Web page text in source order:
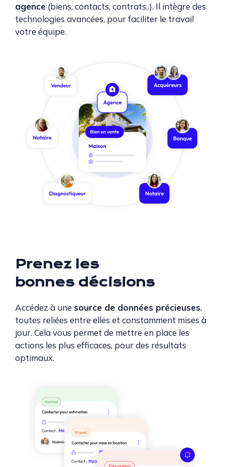
agence (biens, contacts, contrats..). Il intègre des
technologies avancées, pour faciliter le travail
votre équipe.
Prenez les
bonnes décisions
Accédez à une source de données précieuses,
toutes reliées entre elles et constamment mises à
jour. Cela vous permet de mettre en place les
actions les plus efficaces, pour des résultats
optimaux.